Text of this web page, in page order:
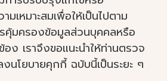
มเหมาะสมเพื่อให้เป็นไปตาม
คุ้มครองข้อมูลส่วนบุคคลหรือ
ง เราจึงขอแนะนำให้ท่านตรวจ
นโยบายคุกกี้ ฉบับนี้เป็นระยะ ๆ